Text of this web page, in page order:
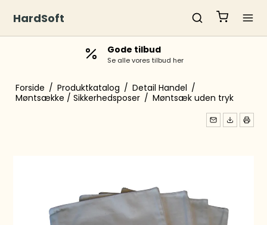
HardSoft
Gode tilbud
Se alle vores tilbud her
Forside / Produktkatalog / Detail Handel /
Møntsække / Sikkerhedsposer / Møntsæk uden tryk